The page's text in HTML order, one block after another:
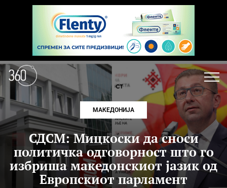
МАКЕДОНИЈА
СДСМ: Мицкоски да сноси
политичка одговорност што го
избриша македонскиот јазик од
Европскиот парламент